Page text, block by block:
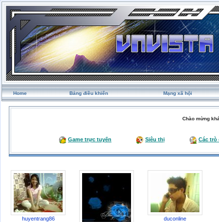
Home Bảng điều khiển Mạng xã hội
Chào mừng
Game trực tuyến Siêu thị Các trò
huyentrang86
duconline